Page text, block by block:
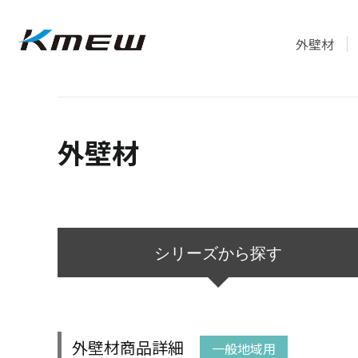
外壁材
外壁材
シリーズから探す
外壁材商品詳細 一般地域用